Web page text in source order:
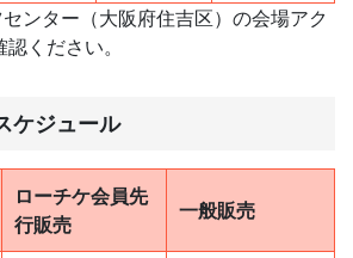
ンター（大阪府住吉区）の会場アク
認ください。
ケジュール
ローチケ会員先
行販売
一般販売